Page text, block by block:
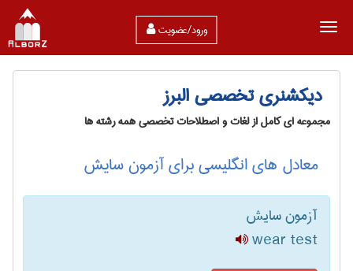
ورود/عضویت
دیکشنری تخصصی البرز
مجموعه ای کامل از لغات و اصطلاحات تخصصی همه رشته ها
معادل های انگلیسی برای آزمون سایش
آزمون سایش
wear test